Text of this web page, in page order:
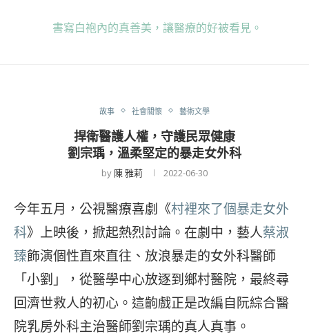
書寫白袍內的真善美，讓醫療的好被看見。
故事 社會關懷 藝術文學
捍衛醫護人權，守護民眾健康
劉宗瑀，溫柔堅定的暴走女外科
by 陳 雅莉 2022-06-30
今年五月，公視醫療喜劇《村裡來了個暴走女外
科》上映後，掀起熱烈討論。在劇中，藝人蔡淑
臻飾演個性直來直往、放浪暴走的女外科醫師
「小劉」，從醫學中心放逐到鄉村醫院，最終尋
回濟世救人的初心。這齣戲正是改編自阮綜合醫
院乳房外科主治醫師劉宗瑀的真人真事。